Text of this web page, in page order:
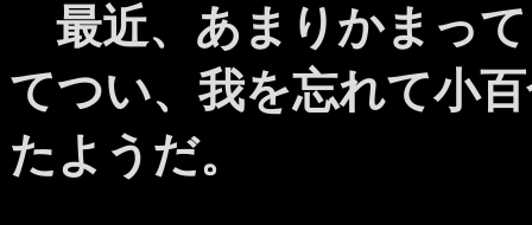
最近、あまりかまっ
てつい、我を忘れて小
たようだ。